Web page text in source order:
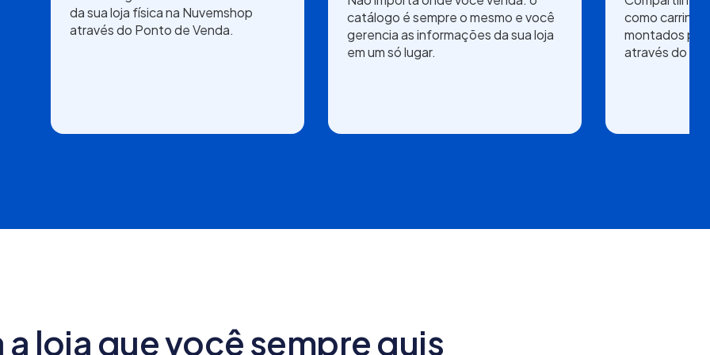
da sua loja física na Nuvemshop
através do Ponto de Venda.
catálogo é sempre o mesmo e você
gerencia as informações da sua loja
em um só lugar.
como
montados
através do
a loja que você sempre quis